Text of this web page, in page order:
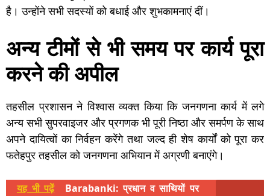
है। उन्होंने सभी सदस्यों को बधाई और शुभकामनाएं दीं।
अन्य टीमों से भी समय पर कार्य पूरा
करने की अपील
तहसील प्रशासन ने विश्वास व्यक्त किया कि जनगणना कार्य में लगे
अन्य सभी सुपरवाइजर और प्रगणक भी पूरी निष्ठा और समर्पण के साथ
अपने दायित्वों का निर्वहन करेंगे तथा जल्द ही शेष कार्यों को पूरा कर
फतेहपुर तहसील को जनगणना अभियान में अग्रणी बनाएंगे।
यह भी पढ़ें
Barabanki: प्रधान व साथियों पर